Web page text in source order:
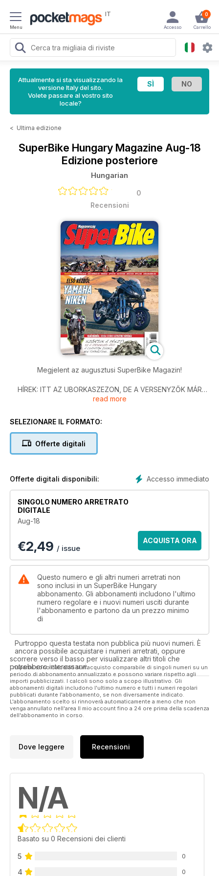
Menu
IT 0
Carrello
Accesso
Attualmente si sta visualizzando la
versione Italy del sito.
Volete passare al vostro sito
locale?
< Ultima edizione
SuperBike Hungary Magazine Aug-18
Edizione posteriore
Hungarian
0
Recensioni
Megjelent az augusztusi SuperBike Magazin!
HÍREK: ITT AZ UBORKASZEZON, DE A VERSENYZŐK MÁR
SZIVÁROGTATNAK A JÖVŐ ÉVI SZERZŐDÉSEKRŐL
KÉPEIT
JOGI ESETEK: KÖZVETÍTS VELÜNK!
VICCEK: TI KÜLDITEK, MI CSAK VÁLOGATJUK!
A valaha elkészített legjobb trike
A KÖBCENTIK HARCA
A legnagyobb is csak négyszázas, de sokkal többet
nyújtanak, mint azt gondolnád róluk
ELSŐ KÉZBŐL
ZERO DSR
Zolit felültettük a villanyszékre és – bár előítéletes volt-
élvezte!
ELSŐ KÉZBŐL
Honda CB1000R
Hihetetlenül jól néz ki, és még jobban megy
Magazin
A VERSENYZÉS ÁRA
A legnagyobb versenycsapatok zsebében turkáltunk
Motort nem csak boltban vásárolthatunk, licitálhatunk is a
legdrágábbakra
Ismét nem múlt el haláleset nélkül...
A Yamaha-csapat után a KTM-hez írt alá. Tényleg bajok
read more
SELEZIONARE IL FORMATO:
Offerte digitali
Accesso immediato
Offerte digitali disponibili:
SINGOLO NUMERO ARRETRATO
DIGITALE
Aug-18
€2,49 / issue
ACQUISTA ORA
Questo numero e gli altri numeri arretrati non
sono inclusi in un SuperBike Hungary
abbonamento. Gli abbonamenti includono l'ultimo
numero regolare e i nuovi numeri usciti durante
l'abbonamento e partono da un prezzo minimo
di
Purtroppo questa testata non pubblica più nuovi numeri. È
ancora possibile acquistare i numeri arretrati, oppure
scorrere verso il basso per visualizzare altri titoli che
potrebbero interessarvi.
I risparmi sono calcolati sull'acquisto comparabile di singoli numeri su un
periodo di abbonamento annualizzato e possono variare rispetto agli
importi pubblicizzati. I calcoli sono solo a scopo illustrativo. Gli
abbonamenti digitali includono l'ultimo numero e tutti i numeri regolari
pubblicati durante l'abbonamento, se non diversamente indicato.
L'abbonamento scelto si rinnoverà automaticamente a meno che non
venga annullato nell'area Il mio account fino a 24 ore prima della scadenza
dell'abbonamento in corso.
Dove leggere Recensioni
N/A
Basato su 0 Recensioni dei clienti
5 0
4 0